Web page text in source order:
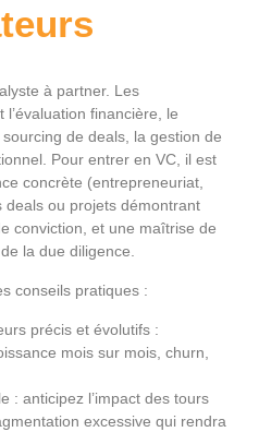
à partner. Les
financière, le
de deals, la gestion de
Pour entrer en VC, il est
concrète (entrepreneuriat,
deals ou projets démontrant
conviction, et une maîtrise de
la due diligence.
conseils pratiques :
précis et évolutifs :
mois sur mois, churn,
: anticipez l’impact des tours
excessive qui rendra